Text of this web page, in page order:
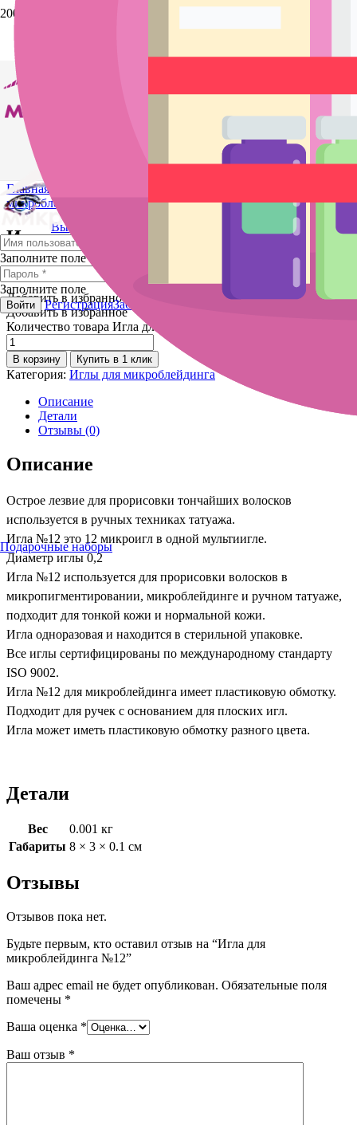
Подарочные наборы
Выйти
Заполните поле
Заполните поле
Войти РегистрацияЗабыли пароль?
Главная
микроблейдинга
/ Игла для микроблейдинга №12
Игла для микроблейдинга №12
15руб.
Добавить в избранное
Добавить в избранное
Количество товара Игла для микроблейдинга №12
В корзину Купить в 1 клик
Категория: Иглы для микроблейдинга
Описание
Детали
Отзывы (0)
Описание
Острое лезвие для прорисовки тончайших волосков
используется в ручных техниках татуажа.
Игла №12 это 12 микроигл в одной мультиигле.
Диаметр иглы 0,2
Игла №12 используется для прорисовки волосков в
микропигментировании, микроблейдинге и ручном татуаже,
подходит для тонкой кожи и нормальной кожи.
Игла одноразовая и находится в стерильной упаковке.
Все иглы сертифицированы по международному стандарту
ISO 9002.
Игла №12 для микроблейдинга имеет пластиковую обмотку.
Подходит для ручек с основанием для плоских игл.
Игла может иметь пластиковую обмотку разного цвета.
Детали
Вес
0.001 кг
Габариты 8 × 3 × 0.1 см
Отзывы
Отзывов пока нет.
Будьте первым, кто оставил отзыв на “Игла для
микроблейдинга №12”
Ваш адрес email не будет опубликован. Обязательные поля
помечены *
Ваша оценка *
Ваш отзыв *